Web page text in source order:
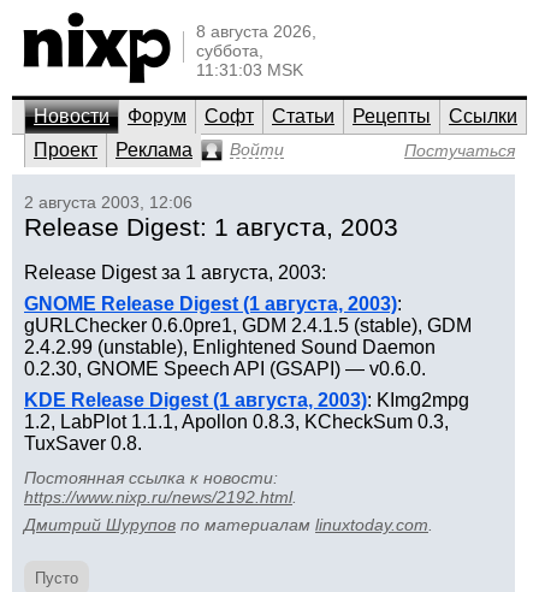
8 августа 2026,
суббота,
11:31:03 MSK
Новости Форум Софт Статьи Рецепты
Ссылки
Проект
Реклама Войти Постучаться
2 августа 2003, 12:06
Release Digest: 1 августа, 2003
Release Digest за 1 августа, 2003:
GNOME Release Digest (1 августа, 2003):
gURLChecker 0.6.0pre1, GDM 2.4.1.5 (stable), GDM
2.4.2.99 (unstable), Enlightened Sound Daemon
0.2.30, GNOME Speech API (GSAPI) — v0.6.0.
KDE Release Digest (1 августа, 2003): KImg2mpg
1.2, LabPlot 1.1.1, Apollon 0.8.3, KCheckSum 0.3,
TuxSaver 0.8.
Постоянная ссылка к новости:
https://www.nixp.ru/news/2192.html.
Дмитрий Шурупов по материалам linuxtoday.com
Пусто